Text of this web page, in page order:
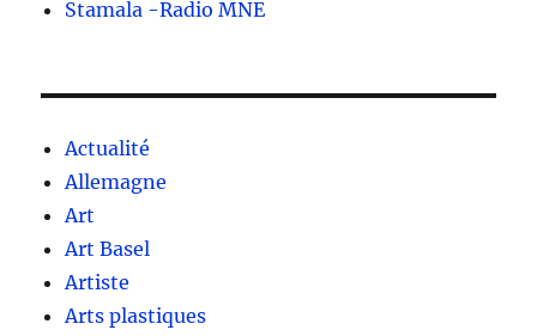
Stamala -Radio MNE
Actualité
Allemagne
Art
Art Basel
Artiste
Arts plastiques